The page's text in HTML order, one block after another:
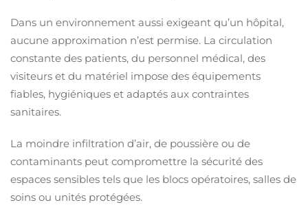
Dans un environnement aussi exigeant qu’un hôpital,
aucune approximation n’est permise. La circulation
constante des patients, du personnel médical, des
visiteurs et du matériel impose des équipements
fiables, hygiéniques et adaptés aux contraintes
sanitaires.
La moindre infiltration d’air, de poussière ou de
contaminants peut compromettre la sécurité des
espaces sensibles tels que les blocs opératoires, salles de
soins ou unités protégées.